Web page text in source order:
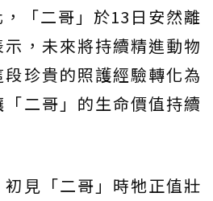
「二哥」於13日安然離
，未來將持續精進動物
珍貴的照護經驗轉化為
二哥」的生命價值持續
見「二哥」時牠正值壯